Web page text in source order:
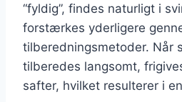
“fyldig”, findes naturligt i
forstærkes yderligere
tilberedningsmetoder. Når
tilberedes langsomt,
safter, hvilket resulterer i